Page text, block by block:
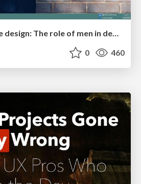
Effective software design: The role of men in debugging patriarchy in IT @ Voxxed Days AMS
0 460